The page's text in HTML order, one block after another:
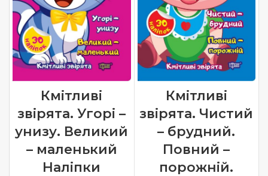
Кмітливі
звірята. Угорі –
унизу. Великий
– маленький
Наліпки
Кмітливі
звірята. Чистий
– брудний.
Повний –
порожній.